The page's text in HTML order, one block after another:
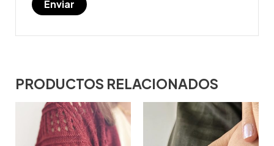
PRODUCTOS RELACIONADOS